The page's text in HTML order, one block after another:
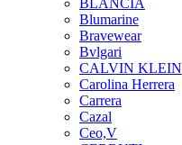
BLANCIA
Blumarine
Bravewear
Bvlgari
CALVIN KLEIN
Carolina Herrera
Carrera
Cazal
Ceo,V